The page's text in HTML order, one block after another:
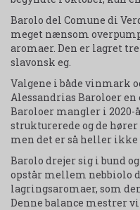
Barolo del Comune di
meget nænsom
aromaer. Den er lagret
slavonsk eg.
Valgene i både vinmark
Alessandrias Baroloer en
Baroloer mangler i 2020-
strukturerede og de
men det er så heller ikke
Barolo drejer sig i bund
opstår mellem nebbiolo
lagringsaromaer, som
Denne balance mestrer